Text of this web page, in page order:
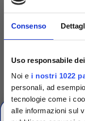
Consenso
Uso responsabile
Noi e i nostri 1022
personali, ad
tecnologie come i
alle informazioni sul
DETTAGLI DEL